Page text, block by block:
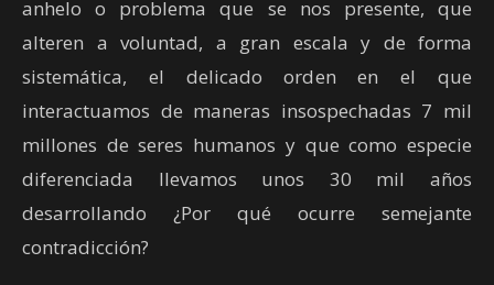
anhelo o problema que se nos presente, que
alteren a voluntad, a gran escala y de forma
sistemática, el delicado orden en el que
interactuamos de maneras insospechadas 7 mil
millones de seres humanos y que como especie
diferenciada llevamos unos 30 mil años
desarrollando ¿Por qué ocurre semejante
contradicción?